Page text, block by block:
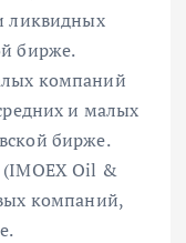
ликвидных
бирже.
компаний
и малых
бирже.
Oil &
компаний,